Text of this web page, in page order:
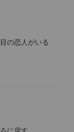
の恋人がいる